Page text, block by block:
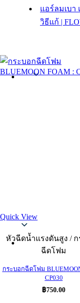
Thai
Thai
แอร์ลมเบา
วิธีแก้ |
Quick View
หัวฉีดน้ำแรงดันสูง / ก
ฉีดโฟม
กระบอกฉีดโฟม
CP030
฿750.00